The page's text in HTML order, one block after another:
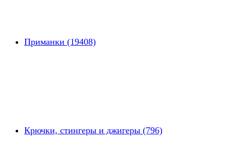
Приманки (19408)
Крючки, стингеры и джигеры (796)